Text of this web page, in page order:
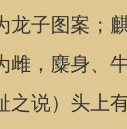
龙子图案；
雌，麋身、
之说）头上